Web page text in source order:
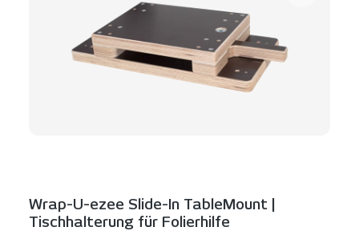
Wrap-U-ezee Slide-In TableMount |
Tischhalterung für Folierhilfe